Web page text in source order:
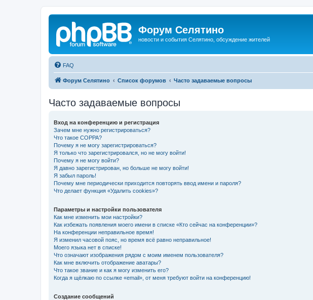
Форум Селятино
новости и события Селятино, обсуждение жителей
FAQ
Форум Селятино Список форумов Часто задаваемые вопросы
Часто задаваемые вопросы
Вход на конференцию и регистрация
Зачем мне нужно регистрироваться?
Что такое COPPA?
Почему я не могу зарегистрироваться?
Я только что зарегистрировался, но не могу войти!
Почему я не могу войти?
Я давно зарегистрирован, но больше не могу войти!
Я забыл пароль!
Почему мне периодически приходится повторять ввод имени и пароля?
Что делает функция «Удалить cookies»?
Параметры и настройки пользователя
Как мне изменить мои настройки?
Как избежать появления моего имени в списке «Кто сейчас на конференции»?
На конференции неправильное время!
Я изменил часовой пояс, но время всё равно неправильное!
Моего языка нет в списке!
Что означают изображения рядом с моим именем пользователя?
Как мне включить отображение аватары?
Что такое звание и как я могу изменить его?
Когда я щёлкаю по ссылке «email», от меня требуют войти на конференцию!
Создание сообщений